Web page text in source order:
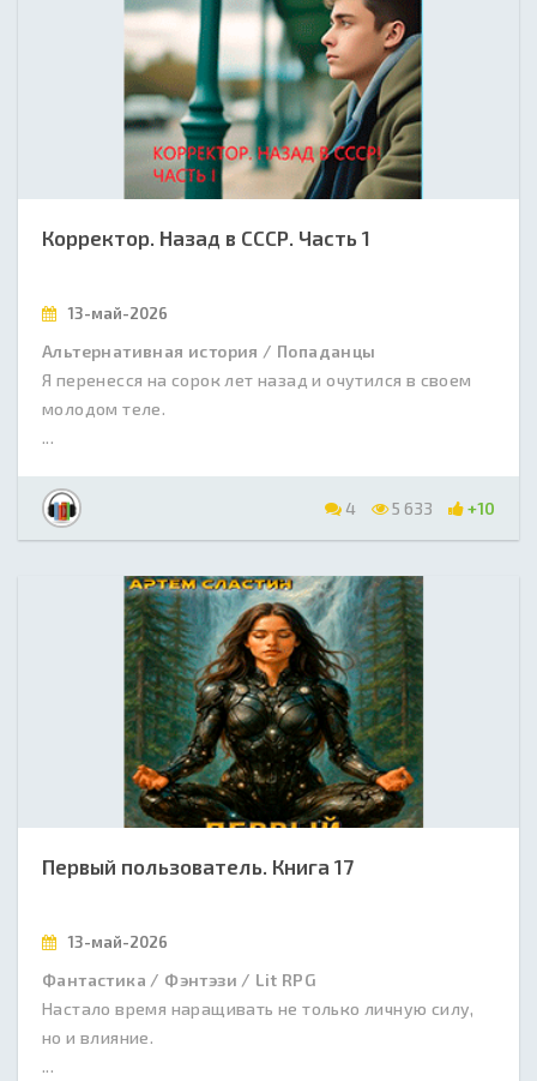
Корректор. Назад в СССР. Часть 1
13-май-2026
Альтернативная история / Попаданцы
Я перенесся на сорок лет назад и очутился в своем
молодом теле.
...
4 5 633 +10
Первый пользователь. Книга 17
13-май-2026
Фантастика / Фэнтэзи / Lit RPG
Настало время наращивать не только личную силу,
но и влияние.
...